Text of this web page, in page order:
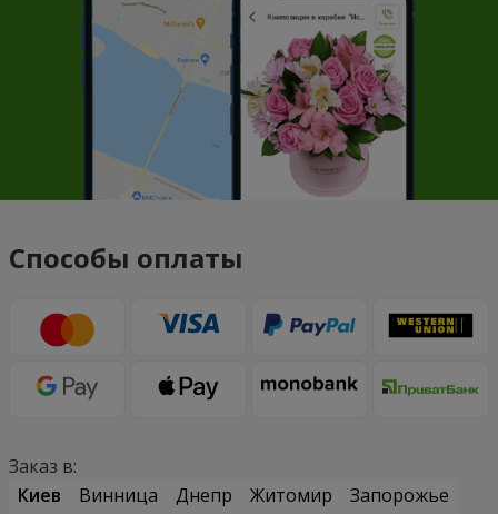
Способы оплаты
Заказ в:
Киев
Винница Днепр Житомир
Запорожье